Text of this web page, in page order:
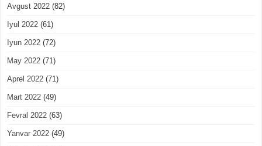
Avgust 2022 (82)
Iyul 2022 (61)
Iyun 2022 (72)
May 2022 (71)
Aprel 2022 (71)
Mart 2022 (49)
Fevral 2022 (63)
Yanvar 2022 (49)